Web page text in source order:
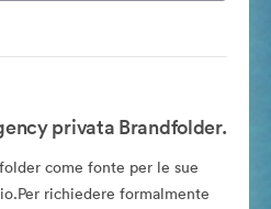
privata Brandfolder.
come fonte per le sue
richiedere formalmente